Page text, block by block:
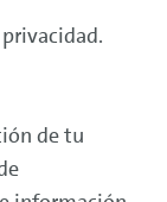
de tu